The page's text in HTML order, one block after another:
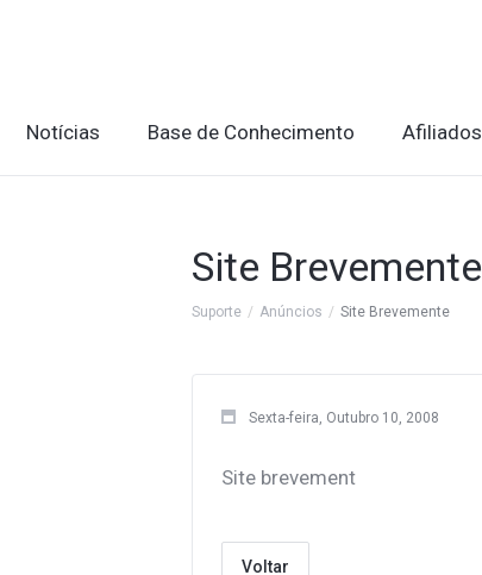
Notícias Base de Conhecimento Afiliados
Site Brevemente
Suporte Anúncios Site Brevemente
Sexta-feira, Outubro 10, 2008
Site brevement
Voltar